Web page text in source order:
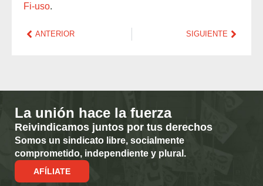
Fi-uso.
ANTERIOR SIGUIENTE
La unión hace la fuerza
Reivindicamos juntos por tus derechos
Somos un sindicato libre, socialmente
comprometido, independiente y plural.
AFÍLIATE